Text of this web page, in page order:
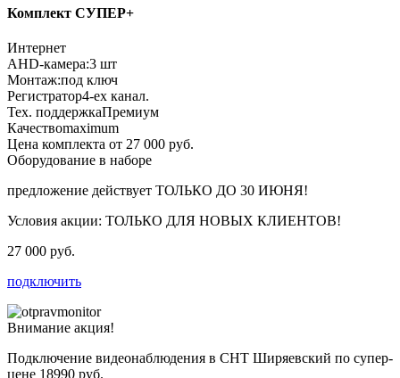
Комплект СУПЕР+
Интернет
AHD-камера:3 шт
Монтаж:под ключ
Регистратор4-ех канал.
Тех. поддержкаПремиум
Качествоmaximum
Цена комплекта от 27 000 руб.
Оборудование в наборе
предложение действует ТОЛЬКО ДО 30 ИЮНЯ!
Условия акции: ТОЛЬКО ДЛЯ НОВЫХ КЛИЕНТОВ!
27 000 руб.
подключить
Внимание акция!
Подключение видеонаблюдения в СНТ Ширяевский по супер-
цене 18990 руб.